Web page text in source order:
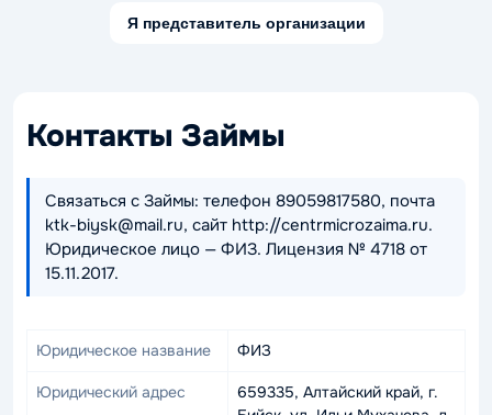
Я представитель организации
Контакты Займы
Связаться с Займы: телефон 89059817580, почта
ktk-biysk@mail.ru, сайт http://centrmicrozaima.ru.
Юридическое лицо — ФИЗ. Лицензия № 4718 от
15.11.2017.
Юридическое название ФИЗ
Юридический адрес
659335, Алтайский край, г.